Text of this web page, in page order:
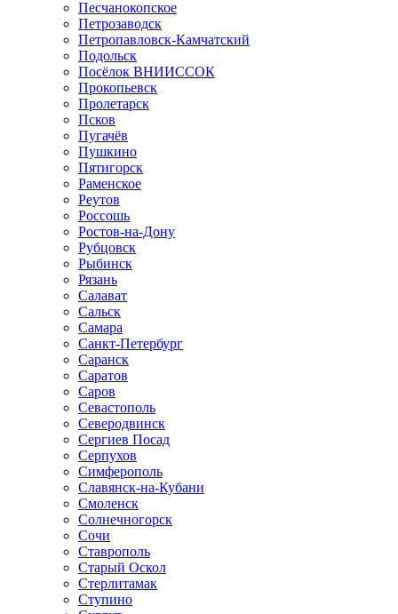
Песчанокопское
Петрозаводск
Петропавловск-Камчатский
Подольск
Посёлок ВНИИССОК
Прокопьевск
Пролетарск
Псков
Пугачёв
Пушкино
Пятигорск
Раменское
Реутов
Россошь
Ростов-на-Дону
Рубцовск
Рыбинск
Рязань
Салават
Сальск
Самара
Санкт-Петербург
Саранск
Саратов
Саров
Севастополь
Северодвинск
Сергиев Посад
Серпухов
Симферополь
Славянск-на-Кубани
Смоленск
Солнечногорск
Сочи
Ставрополь
Старый Оскол
Стерлитамак
Ступино